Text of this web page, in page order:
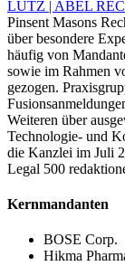
LUTZ | ABEL
Pinsent Masons
über besondere
häufig von
sowie im Rahmen
gezogen.
Weiteren über
Technologie- und
die Kanzlei im Juli
Legal 500
Kernmandanten
BOSE Corp.
Hikma